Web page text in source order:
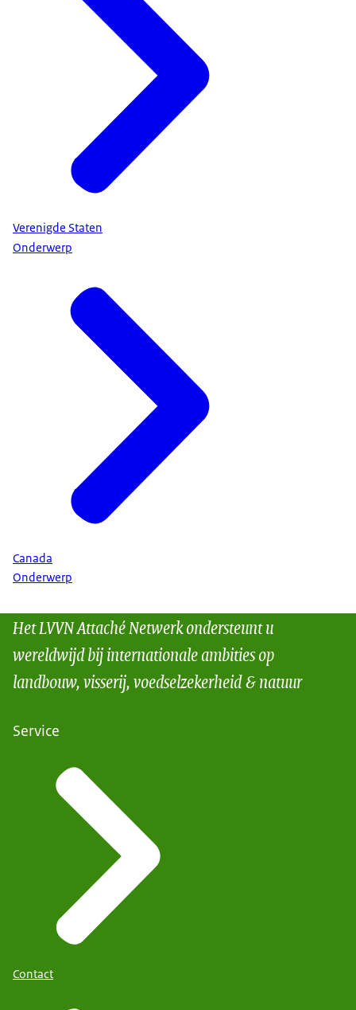
Verenigde Staten
Onderwerp
Canada
Onderwerp
Het LVVN Attaché Netwerk ondersteunt u
wereldwijd bij internationale ambities op
landbouw, visserij, voedselzekerheid & natuur
Service
Contact